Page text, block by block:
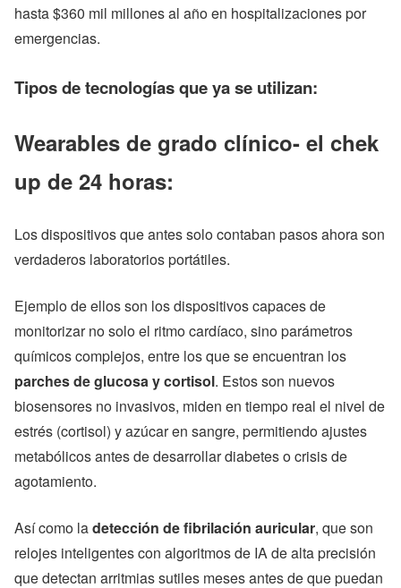
hasta $360 mil millones al año en hospitalizaciones por
emergencias.
Tipos de tecnologías que ya se utilizan:
Wearables de grado clínico- el chek
up de 24 horas:
Los dispositivos que antes solo contaban pasos ahora son
verdaderos laboratorios portátiles.
Ejemplo de ellos son los dispositivos capaces de
monitorizar no solo el ritmo cardíaco, sino parámetros
químicos complejos, entre los que se encuentran los
parches de glucosa y cortisol. Estos son nuevos
biosensores no invasivos, miden en tiempo real el nivel de
estrés (cortisol) y azúcar en sangre, permitiendo ajustes
metabólicos antes de desarrollar diabetes o crisis de
agotamiento.
Así como ladetección de fibrilación auricular, que son
relojes inteligentes con algoritmos de IA de alta precisión
que detectan arritmias sutiles meses antes de que puedan